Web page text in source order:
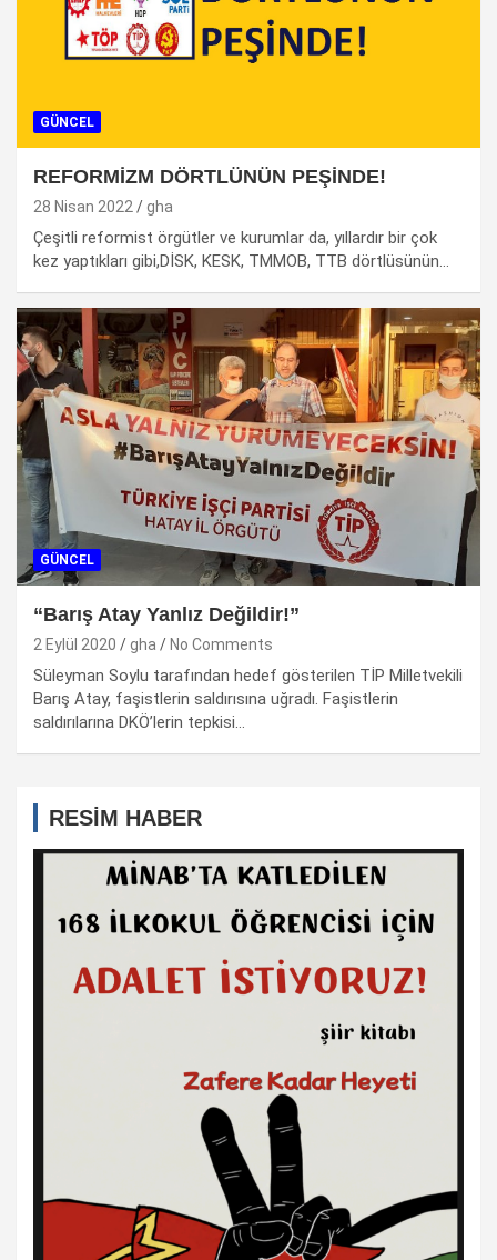
GÜNCEL
REFORMİZM DÖRTLÜNÜN PEŞİNDE!
28 Nisan 2022 gha
Çeşitli reformist örgütler ve kurumlar da, yıllardır bir çok
kez yaptıkları gibi,DİSK, KESK, TMMOB, TTB dörtlüsünün…
GÜNCEL
“Barış Atay Yanlız Değildir!”
2 Eylül 2020 gha No Comments
Süleyman Soylu tarafından hedef gösterilen TİP Milletvekili
Barış Atay, faşistlerin saldırısına uğradı. Faşistlerin
saldırılarına DKÖ’lerin tepkisi…
RESİM HABER